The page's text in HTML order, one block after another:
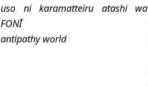
uso ni karamatteiru atashi wa
FONĪ
antipathy world